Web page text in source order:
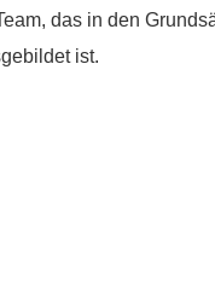
das in den
ist.